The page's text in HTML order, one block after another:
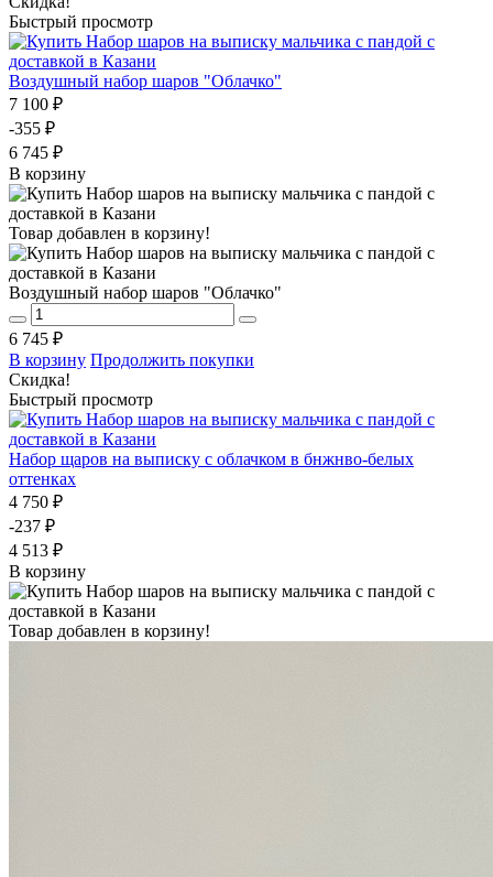
Быстрый просмотр
Воздушный набор шаров "Облачко"
7 100 ₽
-355 ₽
6 745 ₽
В корзину
Товар добавлен в корзину!
Воздушный набор шаров "Облачко"
6 745 ₽
В корзину Продолжить покупки
Скидка!
Быстрый просмотр
Набор щаров на выписку с облачком в бнжнво-белых
оттенках
4 750 ₽
-237 ₽
4 513 ₽
В корзину
Товар добавлен в корзину!